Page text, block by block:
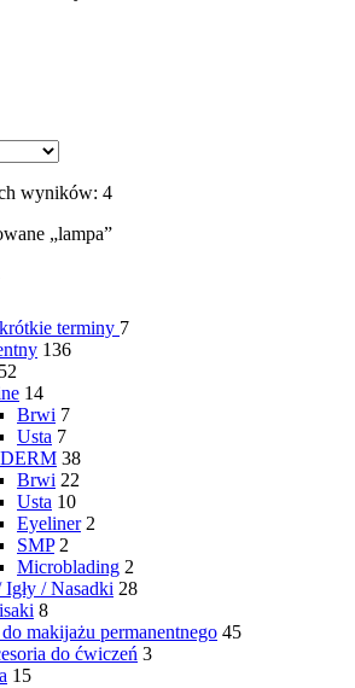
wyników: 4Posortowane
najnowszych
„lampa”
krótkie terminy 7
136
52
14
Brwi 7
Usta 7
38
Brwi 22
Usta 10
Eyeliner 2
SMP 2
Microblading 2
/ Nasadki 28
8
makijażu permanentnego 45
do ćwiczeń 3
15